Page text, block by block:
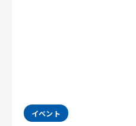
イベント